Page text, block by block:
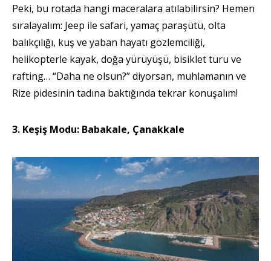
Peki, bu rotada hangi maceralara atılabilirsin? Hemen
sıralayalım: Jeep ile safari, yamaç paraşütü, olta
balıkçılığı, kuş ve yaban hayatı gözlemciliği,
helikopterle kayak, doğa yürüyüşü, bisiklet turu ve
rafting… “Daha ne olsun?” diyorsan, muhlamanın ve
Rize pidesinin tadına baktığında tekrar konuşalım!
3. Keşiş Modu: Babakale, Çanakkale